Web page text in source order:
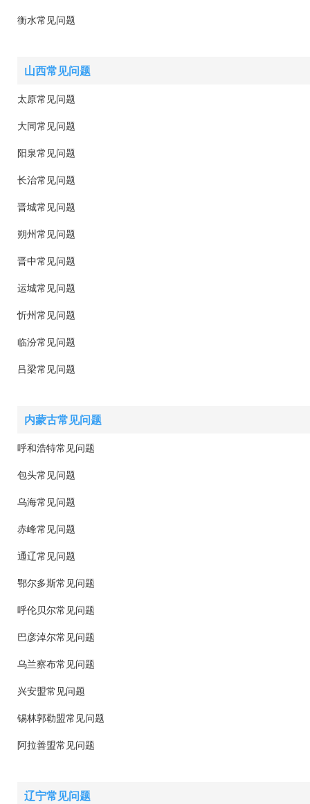
衡水常见问题
山西常见问题
太原常见问题
大同常见问题
阳泉常见问题
长治常见问题
晋城常见问题
朔州常见问题
晋中常见问题
运城常见问题
忻州常见问题
临汾常见问题
吕梁常见问题
内蒙古常见问题
呼和浩特常见问题
包头常见问题
乌海常见问题
赤峰常见问题
通辽常见问题
鄂尔多斯常见问题
呼伦贝尔常见问题
巴彦淖尔常见问题
乌兰察布常见问题
兴安盟常见问题
锡林郭勒盟常见问题
阿拉善盟常见问题
辽宁常见问题